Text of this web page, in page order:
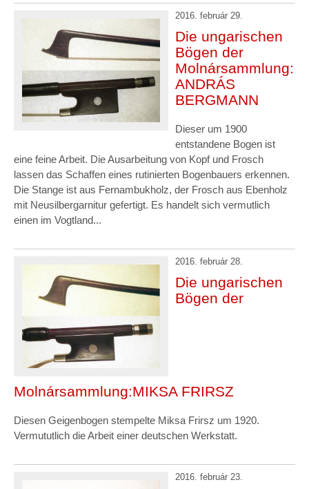
2016. február 29.
Die ungarischen
Bögen der
Molnársammlung:
ANDRÁS
BERGMANN
Dieser um 1900
entstandene Bogen ist
eine feine Arbeit. Die Ausarbeitung von Kopf und Frosch
lassen das Schaffen eines rutinierten Bogenbauers erkennen.
Die Stange ist aus Fernambukholz, der Frosch aus Ebenholz
mit Neusilbergarnitur gefertigt. Es handelt sich vermutlich
einen im Vogtland...
2016. február 28.
Die ungarischen
Bögen der
Molnársammlung:MIKSA FRIRSZ
Diesen Geigenbogen stempelte Miksa Frirsz um 1920.
Vermututlich die Arbeit einer deutschen Werkstatt.
2016. február 23.